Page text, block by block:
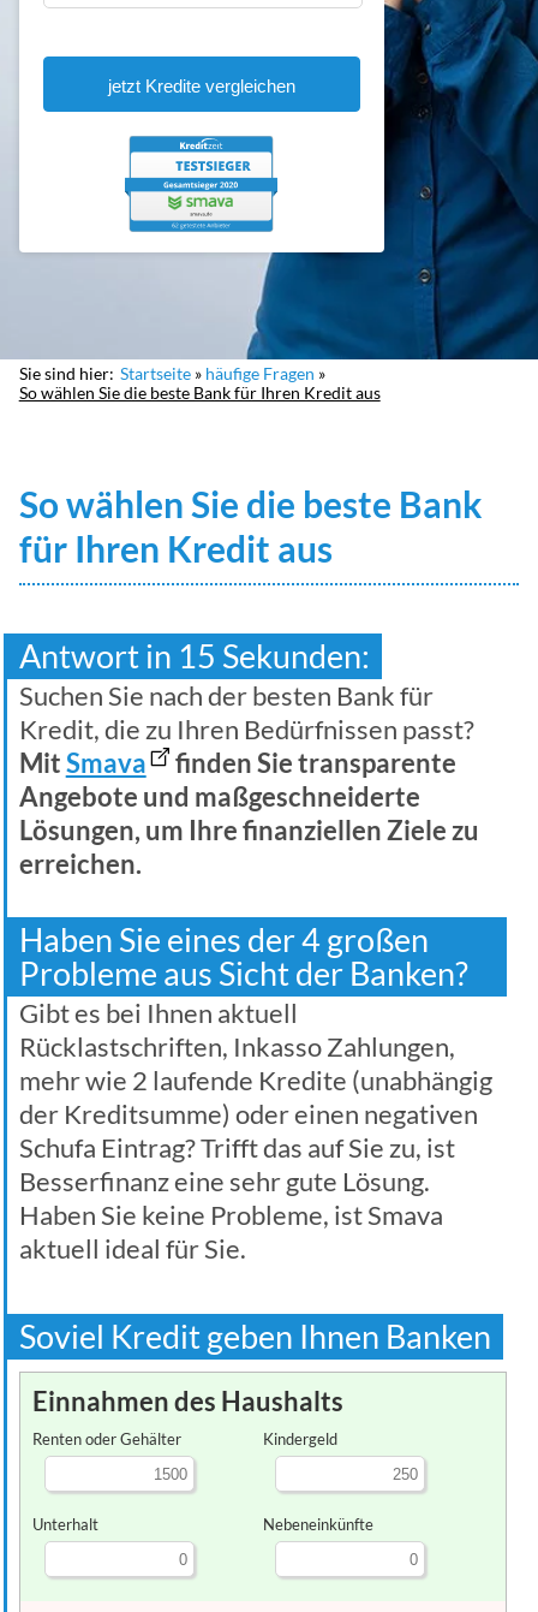
jetzt Kredite vergleichen
Sie sind hier: Startseite
häufige Fragen
So wählen Sie die beste Bank für Ihren Kredit aus
So wählen Sie die beste Bank
für Ihren Kredit aus
Antwort in 15 Sekunden:
Suchen Sie nach der besten Bank für
Kredit, die zu Ihren Bedürfnissen passt?
MitSmava
finden Sie transparente
Angebote und maßgeschneiderte
Lösungen, um Ihre finanziellen Ziele zu
erreichen.
Haben Sie eines der 4 großen
Probleme aus Sicht der Banken?
Gibt es bei Ihnen aktuell
Rücklastschriften, Inkasso Zahlungen,
mehr wie 2 laufende Kredite (unabhängig
der Kreditsumme) oder einen negativen
Schufa Eintrag? Trifft das auf Sie zu, ist
Besserfinanz eine sehr gute Lösung.
Haben Sie keine Probleme, ist Smava
aktuell ideal für Sie.
Soviel Kredit geben Ihnen Banken
Einnahmen des Haushalts
Renten oder Gehälter Kindergeld
Unterhalt Nebeneinkünfte